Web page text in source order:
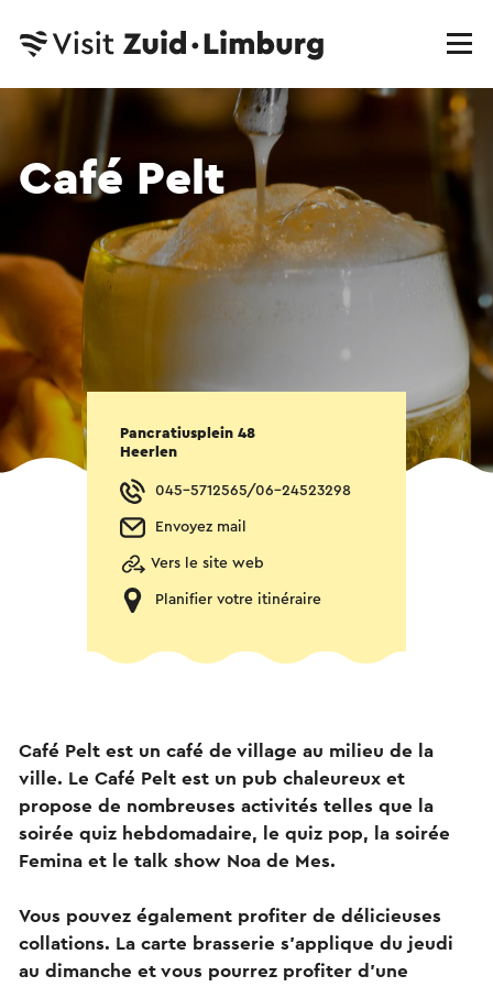
Café Pelt
Pancratiusplein 48
Heerlen
045-5712565/06-24523298
Envoyez mail
Vers le site web
Planifier votre itinéraire
Café Pelt est un café de village au milieu de la
ville. Le Café Pelt est un pub chaleureux et
propose de nombreuses activités telles que la
soirée quiz hebdomadaire, le quiz pop, la soirée
Femina et le talk show Noa de Mes.
Vous pouvez également profiter de délicieuses
collations. La carte brasserie s'applique du jeudi
au dimanche et vous pourrez profiter d'une